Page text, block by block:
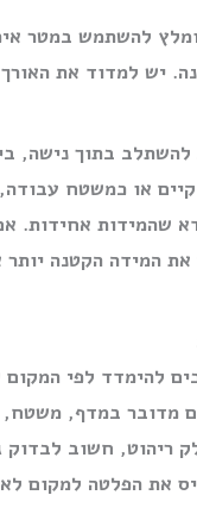
להשתמש במטר
יש למדוד את
בתוך נישה,
או כמשטח
שהמידות אחידות.
המידה הקטנה יותר
להימדד לפי
מדובר במדף, משטח,
ריהוט, חשוב לבדוק
את הפלטה למקום